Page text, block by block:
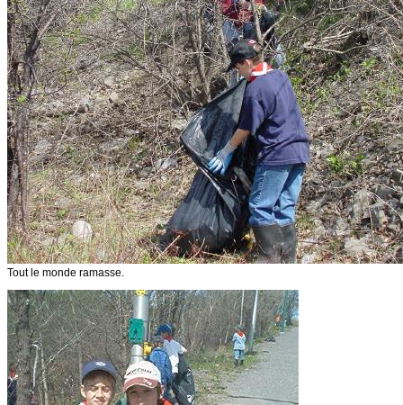
Tout le monde ramasse.